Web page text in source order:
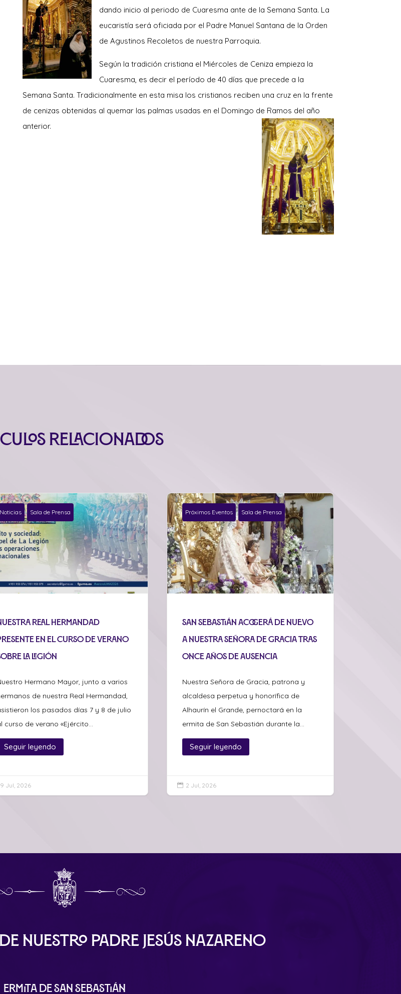
dando inicio al periodo de Cuaresma ante de la Semana Santa. La
eucaristía será oficiada por el Padre Manuel Santana de la Orden
de Agustinos Recoletos de nuestra Parroquia.
Según la tradición cristiana el Miércoles de Ceniza empieza la
Cuaresma, es decir el período de 40 días que precede a la
Semana Santa. Tradicionalmente en esta misa los cristianos reciben una cruz en la frente
de cenizas obtenidas al quemar las palmas usadas en el Domingo de Ramos del año
anterior.
relacionados
Noticias Sala de Prensa
Real Hermandad
en el curso de verano
La Legión
Hermano Mayor, junto a varios
de nuestra Real Hermandad,
los pasados días 7 y 8 de julio
curso de verano «Ejército...
Seguir leyendo
9 Jul, 2026
Próximos Eventos Sala de Prensa
San Sebastián acogerá de nuevo
a Nuestra Señora de Gracia tras
once años de ausencia
Nuestra Señora de Gracia, patrona y
alcaldesa perpetua y honorífica de
Alhaurín el Grande, pernoctará en la
ermita de San Sebastián durante la...
Seguir leyendo
 2 Jul, 2026
Nuestro Padre Jesús Nazareno
Ermita de San Sebastián